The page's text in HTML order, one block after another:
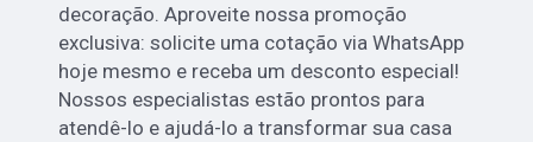
decoração. Aproveite nossa promoção
exclusiva: solicite uma cotação via WhatsApp
hoje mesmo e receba um desconto especial!
Nossos especialistas estão prontos para
atendê-lo e ajudá-lo a transformar sua casa